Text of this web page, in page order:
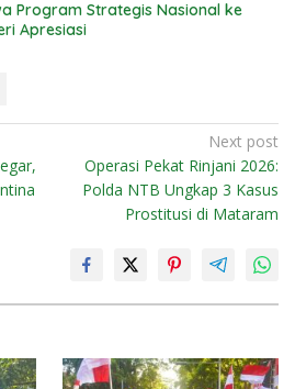
Program Strategis Nasional ke
Apresiasi
Next post
Operasi Pekat Rinjani 2026:
Polda NTB Ungkap 3 Kasus
Prostitusi di Mataram